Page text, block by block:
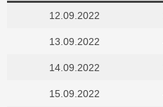
12.09.2022
13.09.2022
14.09.2022
15.09.2022